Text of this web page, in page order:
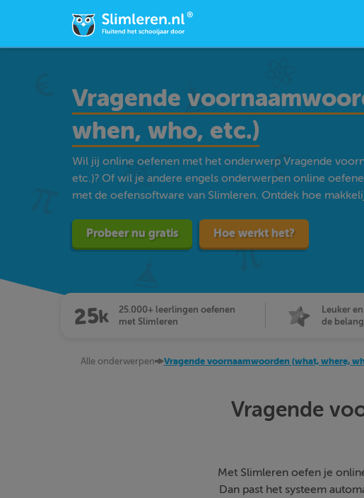
Vragende
when, who, etc.)
Wil jij online oefenen met het onderwerp Vragende
etc.)? Of wil je andere engels onderwerpen online
met de oefensoftware van Slimleren. Ontdek hoe
Probeer nu gratis Hoe werkt het?
25.000+ leerlingen oefenen
met Slimleren
Leuker
de
Alle onderwerpen Vragende voornaamwoorden (what, where,
Vragende
Met Slimleren oefen je
Dan past het systeem